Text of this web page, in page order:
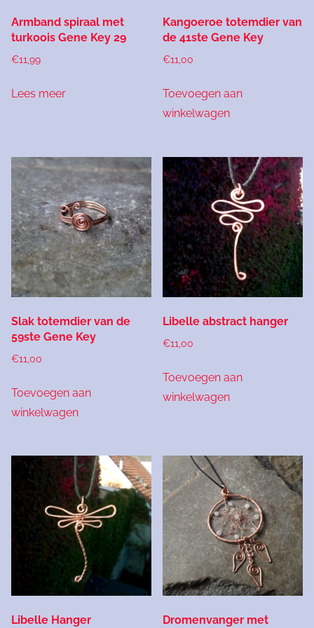
productpagina
Armband spiraal met
turkoois Gene Key 29
€11,99
Lees meer
Kangoeroe totemdier van
de 41ste Gene Key
€11,00
Toevoegen aan
winkelwagen
Slak totemdier van de
59ste Gene Key
€11,00
Toevoegen aan
winkelwagen
Libelle abstract hanger
€11,00
Toevoegen aan
winkelwagen
Libelle Hanger
Dromenvanger met